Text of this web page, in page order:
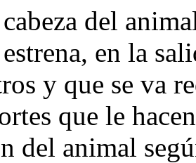
del
en la
y que se va
que le
del animal